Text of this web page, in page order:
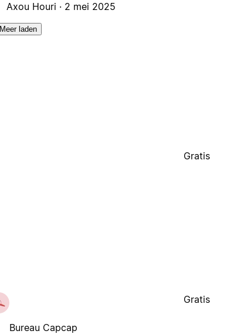
Axou Houri · 2 mei 2025
Meer laden
Gratis
Bureau Capcap
Gratis